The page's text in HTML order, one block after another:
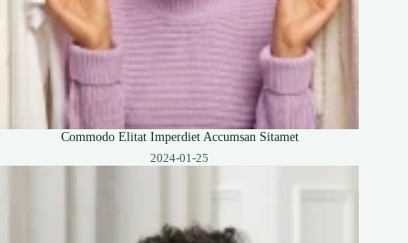
Commodo Elitat Imperdiet Accumsan Sitamet
2024-01-25